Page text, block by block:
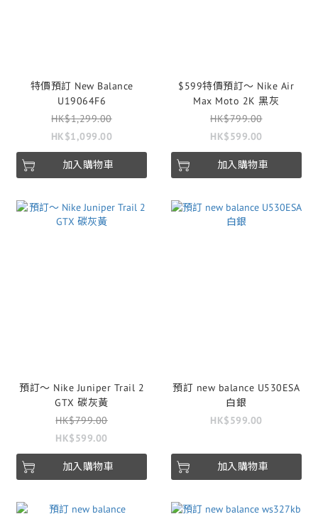
特價預訂 New Balance
U19064F6
HK$1,299.00
HK$1,099.00
加入購物車
$599特價預訂～ Nike Air
Max Moto 2K 黑灰
HK$799.00
HK$599.00
加入購物車
預訂～ Nike Juniper Trail 2
GTX 碳灰黃
HK$799.00
HK$599.00
加入購物車
預訂 new balance U530ESA
白銀
HK$599.00
加入購物車